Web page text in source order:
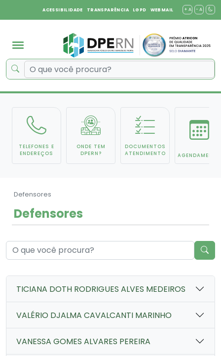
ACESSIBILIDADE TRANSPARÊNCIA LGPD WEBMAIL + A - A
TELEFONES E
ENDEREÇOS
ONDE TEM
DPERN?
DOCUMENTOS
ATENDIMENTO
AGENDAMENTO
Defensores
Defensores
TICIANA DOTH RODRIGUES ALVES MEDEIROS
VALÉRIO DJALMA CAVALCANTI MARINHO
VANESSA GOMES ALVARES PEREIRA